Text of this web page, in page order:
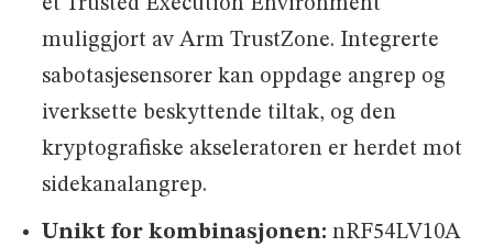
et Trusted Execution Environment
muliggjort av Arm TrustZone. Integrerte
sabotasjesensorer kan oppdage angrep og
iverksette beskyttende tiltak, og den
kryptografiske akseleratoren er herdet mot
sidekanalangrep.
Unikt for kombinasjonen: nRF54LV10A